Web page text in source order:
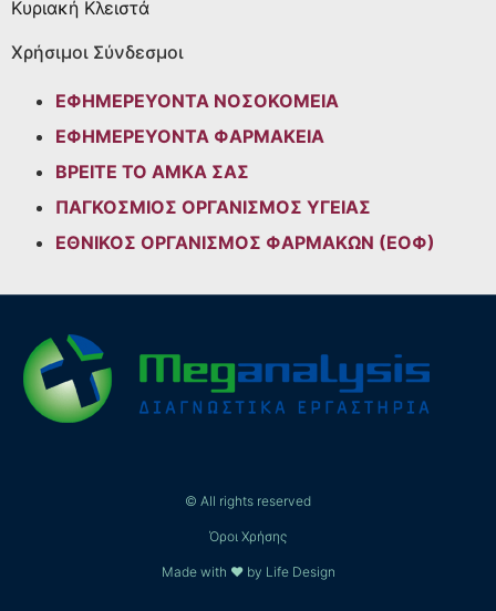
Κυριακή Κλειστά
Χρήσιμοι Σύνδεσμοι
ΕΦΗΜΕΡΕΥΟΝΤΑ ΝΟΣΟΚΟΜΕΙΑ
ΕΦΗΜΕΡΕΥΟΝΤΑ ΦΑΡΜΑΚΕΙΑ
ΒΡΕΙΤΕ ΤΟ ΑΜΚΑ ΣΑΣ
ΠΑΓΚΟΣΜΙΟΣ ΟΡΓΑΝΙΣΜΟΣ ΥΓΕΙΑΣ
ΕΘΝΙΚΟΣ ΟΡΓΑΝΙΣΜΟΣ ΦΑΡΜΑΚΩΝ (ΕΟΦ)
© All rights reserved
Όροι Χρήσης
Made with ❤ by Life Design